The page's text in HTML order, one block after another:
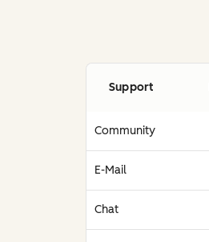
Support
Community
E-Mail
Chat